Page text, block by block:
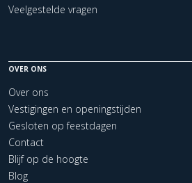
Veelgestelde vragen
OVER ONS
Over ons
Vestigingen en openingstijden
Gesloten op feestdagen
Contact
Blijf op de hoogte
Blog